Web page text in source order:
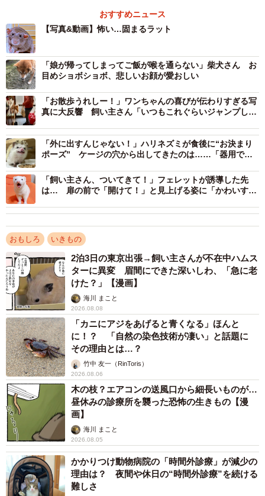
「なでなで」しようとしたらーー避けようとするモンテくん（画像提
供：村上ラットさん）
続く投稿で、飼い主さんは「【悲報】今日猫を触ったのを
思い出しました」と報告。どうやらモンテくんは、飼い主
さんからいつもはしない“猫のニオイ”を感じ取っていたよう
です。
この投稿には2.2万件超の“いいね”が寄せられ、「やっぱり
わかるんですね」「表情がすごく警戒してますね」「不思
て」「我々にはわからない繊細なセンサーがあるのでしょ
うね」など、驚きの声が相次ぎました。このあと、モンテ
くんと飼い主さんは仲直りすることができたのでしょう
か。
モンテくんに異変、その後の様子は？
おすすめニュース
【写真&動画】怖い…固まるラット
「娘が帰ってしまってご飯が喉を通らない」柴犬さん お
目めショボショボ、悲しいお顔が愛おしい
「お散歩うれしー！」ワンちゃんの喜びが伝わりすぎる写
真に大反響 飼い主さん「いつもこれぐらいジャンプして
「外に出すんじゃない！」ハリネズミが食後に“お決まり
ポーズ” ケージの穴から出してきたのは……「器用です
「飼い主さん、ついてきて！」フェレットが誘導した先
は… 扉の前で「開けて！」と見上げる姿に「かわいすぎ
おもしろ いきもの
2泊3日の東京出張→飼い主さんが不在中ハムス
ターに異変 眉間にできた深いしわ、「急に老
けた？」【漫画】
海川 まこと
2026.08.08
「カニにアジをあげると青くなる」ほんと
に！？ 「自然の染色技術が凄い」と話題に
その理由とは…？
竹中 友一（RinToris）
2026.08.06
木の枝？エアコンの送風口から細長いものが…
昼休みの診療所を襲った恐怖の生きもの【漫
画】
海川 まこと
2026.08.05
かかりつけ動物病院の「時間外診療」が減少の
理由は？ 夜間や休日の“時間外診療”を続ける
難しさ